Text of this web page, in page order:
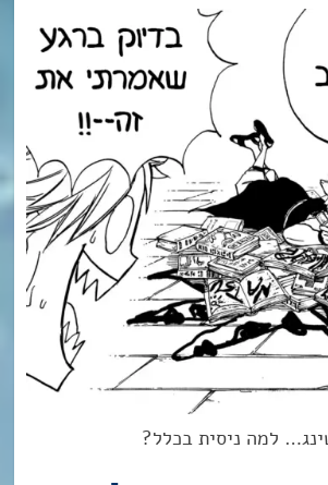
למה ניסית בכלל?